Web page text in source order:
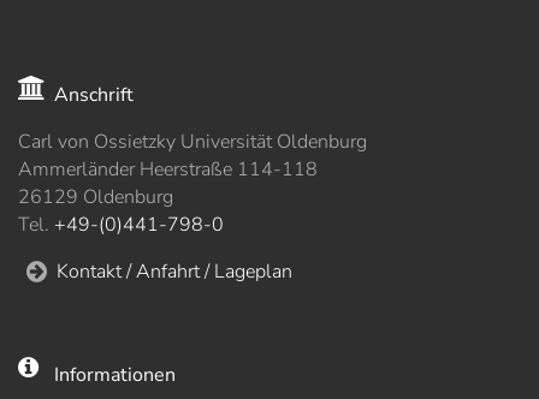
Anschrift
Carl von Ossietzky Universität Oldenburg
Ammerländer Heerstraße 114-118
26129 Oldenburg
Tel. +49-(0)441-798-0
Kontakt / Anfahrt / Lageplan
Informationen